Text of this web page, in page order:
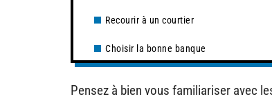
Recourir à un courtier
Choisir la bonne banque
Pensez à bien vous familiariser avec